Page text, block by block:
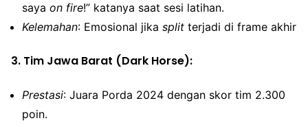
saya on fire!” katanya saat sesi latihan.
Kelemahan: Emosional jika split terjadi di frame akhir
3. Tim Jawa Barat (Dark Horse):
Prestasi: Juara Porda 2024 dengan skor tim 2.300
poin.